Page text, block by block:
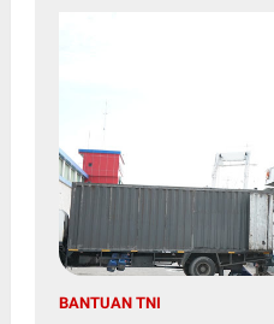
BANTUAN TNI